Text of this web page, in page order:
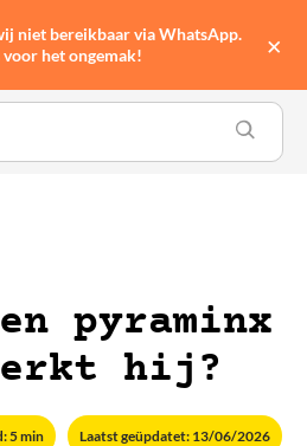
pyraminx
hij?
5 min Laatst geüpdatet: 13/06/2026
niet bereikbaar via WhatsApp.
voor het ongemak!
×